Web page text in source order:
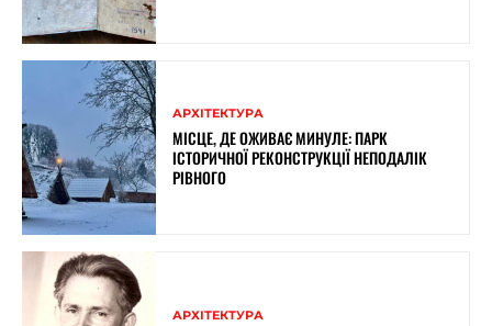
АРХІТЕКТУРА
МІСЦЕ, ДЕ ОЖИВАЄ МИНУЛЕ: ПАРК
ІСТОРИЧНОЇ РЕКОНСТРУКЦІЇ НЕПОДАЛІК
РІВНОГО
АРХІТЕКТУРА